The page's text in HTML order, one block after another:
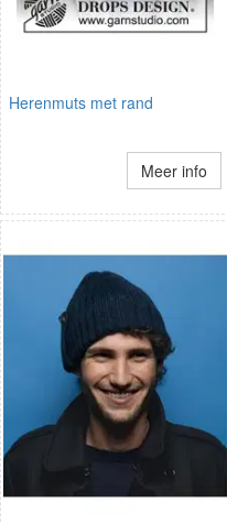
Herenmuts met rand
Meer info